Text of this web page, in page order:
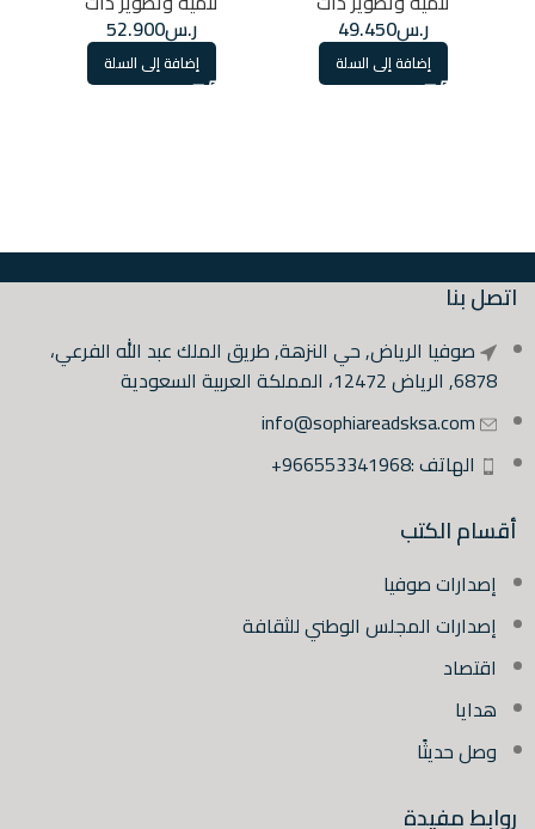
ر.س49.450
إضافة إلى السلة
ر.س52.900
إضافة إلى السلة
اتصل بنا
صوفيا الرياض, حي النزهة, طريق الملك عبد الله الفرعي،
6878, الرياض 12472، المملكة العربية السعودية
info@sophiareadsksa.com
الهاتف :966553341968+
أقسام الكتب
إصدارات صوفيا
إصدارات المجلس الوطني للثقافة
اقتصاد
هدايا
وصل حديثًا
روابط مفيدة